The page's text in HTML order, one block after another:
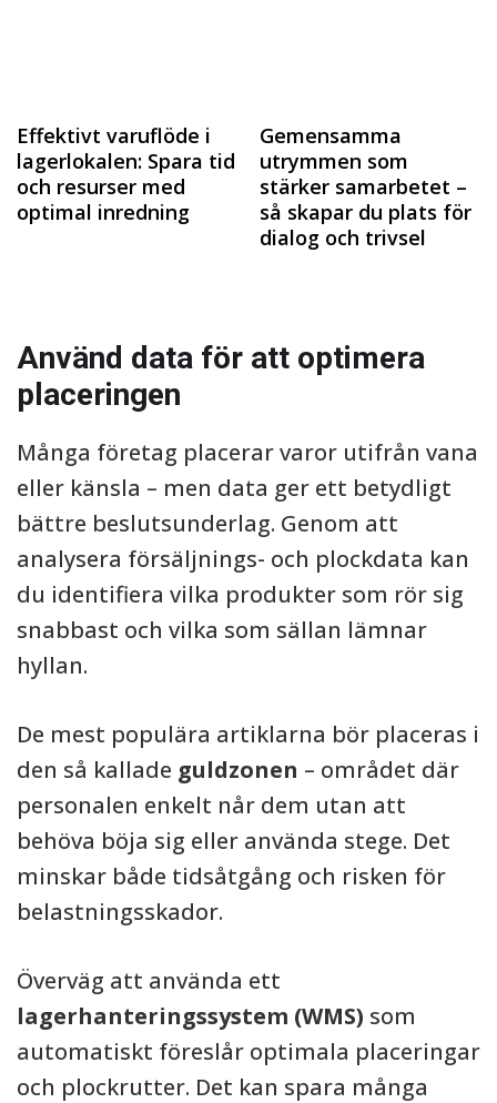
Effektivt varuflöde i
lagerlokalen: Spara tid
och resurser med
optimal inredning
Gemensamma
utrymmen som
stärker samarbetet –
så skapar du plats för
dialog och trivsel
Använd data för att optimera
placeringen
Många företag placerar varor utifrån vana
eller känsla – men data ger ett betydligt
bättre beslutsunderlag. Genom att
analysera försäljnings- och plockdata kan
du identifiera vilka produkter som rör sig
snabbast och vilka som sällan lämnar
hyllan.
De mest populära artiklarna bör placeras i
den så kallade guldzonen – området där
personalen enkelt når dem utan att
behöva böja sig eller använda stege. Det
minskar både tidsåtgång och risken för
belastningsskador.
Överväg att använda ett
lagerhanteringssystem (WMS) som
automatiskt föreslår optimala placeringar
och plockrutter. Det kan spara många